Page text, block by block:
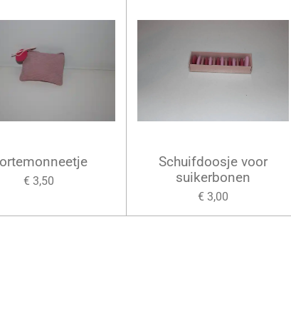
€ 3,50
Schuifdoosje voor
suikerbonen
€ 3,00